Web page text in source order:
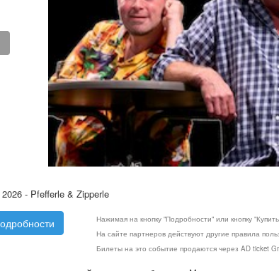
- Pfefferle & Zipperle
Нажимая на кнопку "Подробности" или кнопку
На сайте партнеров действуют другие правила
Билеты на это событие продаются через AD ticket